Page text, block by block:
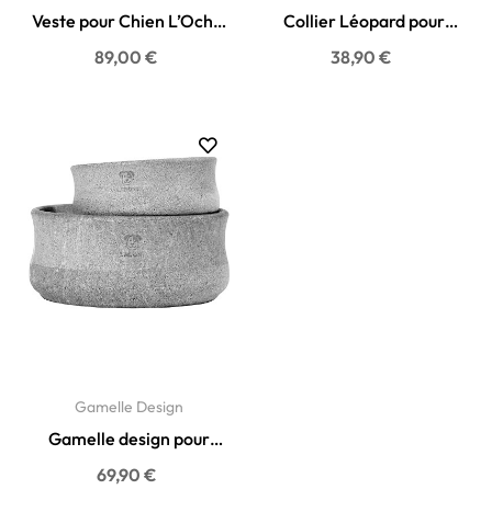
Veste pour Chien L’Ochju
Turchinu – Créazione...
89,00 €
Collier Léopard pour
chien - Luxe & confort
38,90 €
Gamelle Design
Gamelle design pour
chien et chat en pierre...
69,90 €